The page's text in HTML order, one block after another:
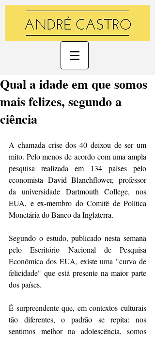
Qual a idade em que somos
mais felizes, segundo a
ciência
A chamada crise dos 40 deixou de ser um
mito. Pelo menos de acordo com uma ampla
pesquisa realizada em 134 países pelo
economista David Blanchflower, professor
da universidade Dartmouth College, nos
EUA, e ex-membro do Comitê de Política
Monetária do Banco da Inglaterra.
Segundo o estudo, publicado nesta semana
pelo Escritório Nacional de Pesquisa
Econômica dos EUA, existe uma "curva de
felicidade" que está presente na maior parte
dos países.
É surpreendente que, em contextos culturais
tão diferentes, o padrão se repita: nos
sentimos melhor na adolescência, somos